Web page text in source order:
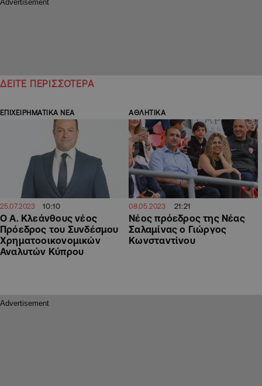
ΔΕΙΤΕ ΠΕΡΙΣΣΟΤΕΡΑ
ΕΠΙΧΕΙΡΗΜΑΤΙΚΑ ΝΕΑ
25.07.2023 10:10
Ο Α. Κλεάνθους νέος
Πρόεδρος του Συνδέσμου
Χρηματοοικονομικών
Αναλυτών Κύπρου
ΑΘΛΗΤΙΚΑ
08.05.2023 21:21
Νέος πρόεδρος της Νέας
Σαλαμίνας ο Γιώργος
Κωνσταντίνου